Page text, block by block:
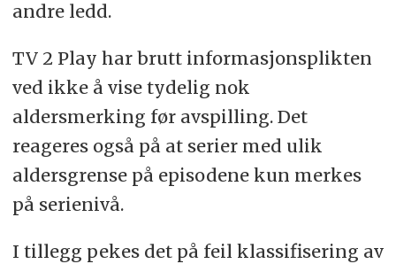
andre ledd.
TV 2 Play har brutt informasjonsplikten
ved ikke å vise tydelig nok
aldersmerking før avspilling. Det
reageres også på at serier med ulik
aldersgrense på episodene kun merkes
på serienivå.
I tillegg pekes det på feil klassifisering av